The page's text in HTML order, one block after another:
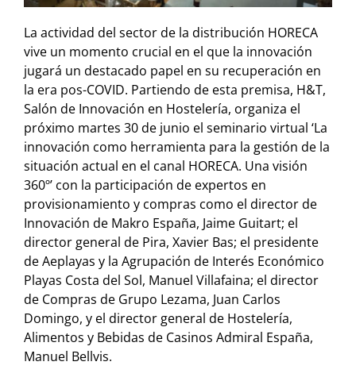
La actividad del sector de la distribución HORECA
vive un momento crucial en el que la innovación
jugará un destacado papel en su recuperación en
la era pos-COVID. Partiendo de esta premisa, H&T,
Salón de Innovación en Hostelería, organiza el
próximo martes 30 de junio el seminario virtual ‘La
innovación como herramienta para la gestión de la
situación actual en el canal HORECA. Una visión
360º’ con la participación de expertos en
provisionamiento y compras como el director de
Innovación de Makro España, Jaime Guitart; el
director general de Pira, Xavier Bas; el presidente
de Aeplayas y la Agrupación de Interés Económico
Playas Costa del Sol, Manuel Villafaina; el director
de Compras de Grupo Lezama, Juan Carlos
Domingo, y el director general de Hostelería,
Alimentos y Bebidas de Casinos Admiral España,
Manuel Bellvis.